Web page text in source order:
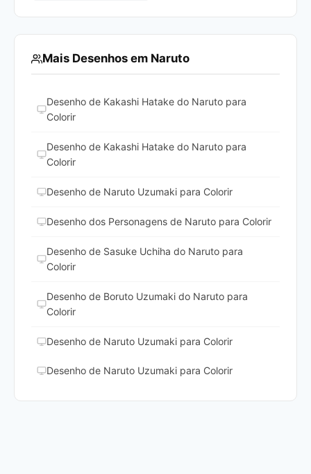
Mais Desenhos em Naruto
Desenho de Kakashi Hatake do Naruto para
Colorir
Desenho de Kakashi Hatake do Naruto para
Colorir
Desenho de Naruto Uzumaki para Colorir
Desenho dos Personagens de Naruto para Colorir
Desenho de Sasuke Uchiha do Naruto para
Colorir
Desenho de Boruto Uzumaki do Naruto para
Colorir
Desenho de Naruto Uzumaki para Colorir
Desenho de Naruto Uzumaki para Colorir